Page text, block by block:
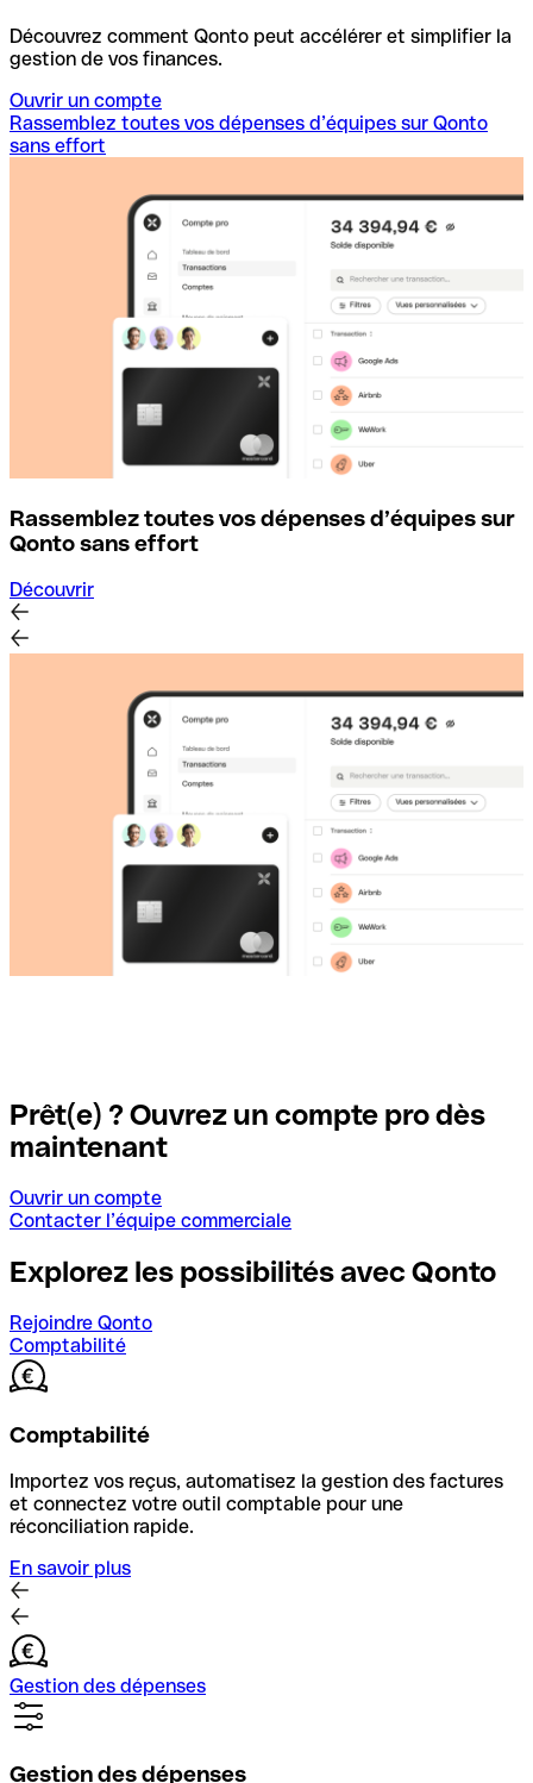
Découvrez comment Qonto peut accélérer et simplifier la
gestion de vos finances.
Ouvrir un compte
Rassemblez toutes vos dépenses d’équipes sur Qonto
sans effort
Rassemblez toutes vos dépenses d’équipes sur
Qonto sans effort
Découvrir
Prêt(e) ? Ouvrez un compte pro dès
maintenant
Ouvrir un compte
Contacter l’équipe commerciale
Explorez les possibilités avec Qonto
Rejoindre Qonto
Comptabilité
Comptabilité
Importez vos reçus, automatisez la gestion des factures
et connectez votre outil comptable pour une
réconciliation rapide.
En savoir plus
Gestion des dépenses
Gestion des dépenses